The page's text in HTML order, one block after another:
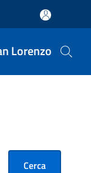
Lorenzo
Cerca